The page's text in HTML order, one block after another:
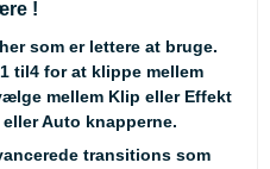
!
som er lettere at bruge.
til4 for at klippe mellem
mellem Klip eller Effekt
Auto knapperne.
transitions som